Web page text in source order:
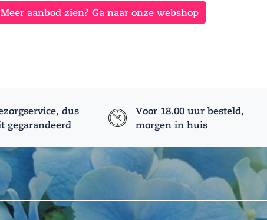
Meer aanbod zien? Ga naar onze webshop
dus
gegarandeerd
Voor 18.00 uur besteld,
morgen in huis